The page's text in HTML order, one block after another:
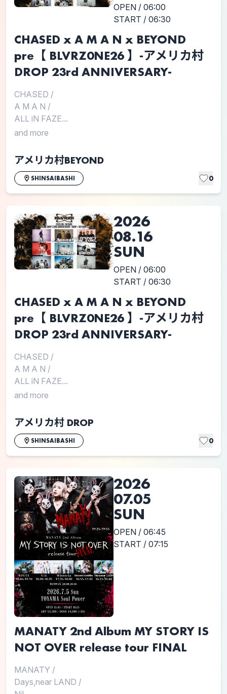
OPEN / 06:00
START / 06:30
CHASED x A M A N x BEYOND
pre【 BLVRZ0NE26 】-アメリカ村
DROP 23rd ANNIVERSARY-
CHASED /
A M A N /
ALL iN FAZE...
and more
アメリカ村BEYOND
SHINSAIBASHI 0
2026
08.16
SUN
OPEN / 06:00
START / 06:30
CHASED x A M A N x BEYOND
pre【 BLVRZ0NE26 】-アメリカ村
DROP 23rd ANNIVERSARY-
CHASED /
A M A N /
ALL iN FAZE...
and more
アメリカ村 DROP
SHINSAIBASHI 0
2026
07.05
SUN
OPEN / 06:45
START / 07:15
MANATY 2nd Album MY STORY IS
NOT OVER release tour FINAL
MANATY /
Days,near LAND /